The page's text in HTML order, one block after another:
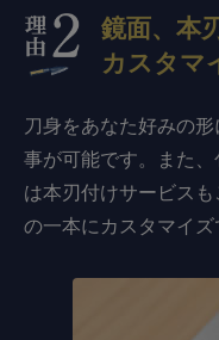
鏡面、本
カスタマ
刀身をあなた好みの
事が可能です。また
は本刃付けサービス
の一本にカスタマイズ